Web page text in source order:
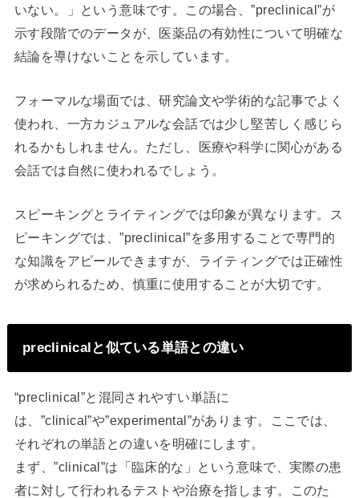
いない。」という意味です。この場合、”preclinical”が
示す段階でのデータが、医薬品の有効性について明確な
結論を導けないことを示しています。
フォーマルな場面では、研究論文や学術的な記事でよく
使われ、一方カジュアルな会話では少し堅苦しく感じら
れるかもしれません。ただし、医療や科学に関心がある
会話では自然に使われるでしょう。
スピーキングとライティングでは印象が異なります。ス
ピーキングでは、”preclinical”を多用することで専門的
な知識をアピールできますが、ライティングでは正確性
が求められるため、慎重に使用することが大切です。
preclinicalと似ている単語との違い
“preclinical”と混同されやすい単語に
は、”clinical”や”experimental”があります。ここでは、
それぞれの単語との違いを明確にします。
まず、”clinical”は「臨床的な」という意味で、実際の患
者に対して行われるテストや治療を指します。このた